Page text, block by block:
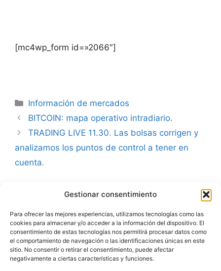
Gestionar consentimiento
Para ofrecer las mejores experiencias, utilizamos tecnologías como las
cookies para almacenar y/o acceder a la información del dispositivo. El
consentimiento de estas tecnologías nos permitirá procesar datos como
el comportamiento de navegación o las identificaciones únicas en este
sitio. No consentir o retirar el consentimiento, puede afectar
negativamente a ciertas características y funciones.
[mc4wp_form id=»2066″]
Categorías
Información de mercados
BITCOIN: mapa operativo intradiario.
TRADING LIVE 11.30. Las bolsas corrigen y
analizamos los puntos de control a tener en
cuenta.
Advertencia
Política de privacidad
Aviso legal
Política de cookies